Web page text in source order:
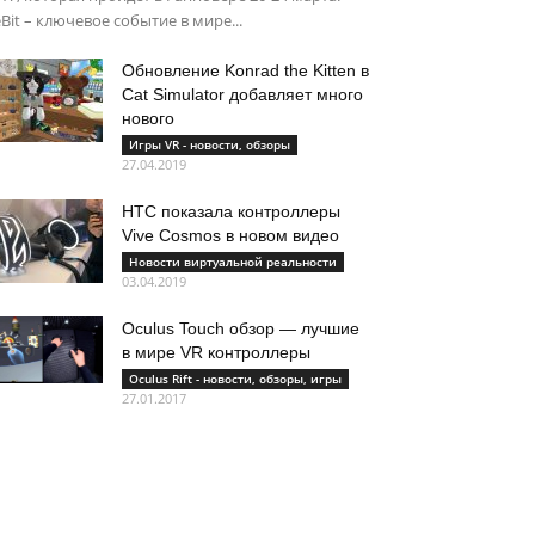
– ключевое событие в мире...
Обновление Konrad the Kitten в
Cat Simulator добавляет много
нового
Игры VR - новости, обзоры
27.04.2019
HTC показала контроллеры
Vive Cosmos в новом видео
Новости виртуальной реальности
03.04.2019
Oculus Touch обзор — лучшие
в мире VR контроллеры
Oculus Rift - новости, обзоры, игры
27.01.2017